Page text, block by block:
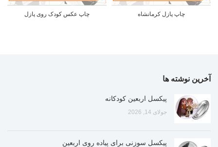
چاپ پازل کرمانشاه چاپ عکس کودک روی پازل
آخرین نوشته ها
پیکسل اربعین کودکانه
جولای 14, 2026
پیکسل سوزنی برای پیاده روی اربعین